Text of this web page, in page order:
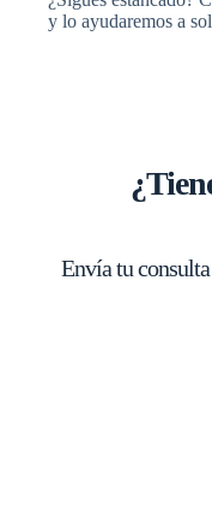
y lo ayudaremos a
Envía tu